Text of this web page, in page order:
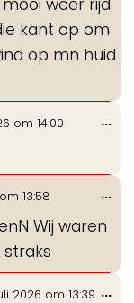
kant op om
op mn huid
om 14:00 ...
om 13:58
Wij waren
...
2026 om 13:39 ...